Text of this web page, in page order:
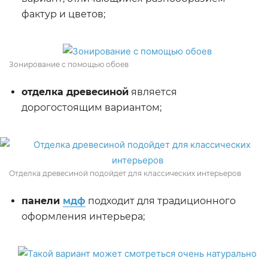
фактур и цветов;
Зонирование с помощью обоев
отделка древесиной является
дорогостоящим вариантом;
Отделка древесиной подойдет для классических интерьеров
панели мдф подходит для традиционного
оформления интерьера;